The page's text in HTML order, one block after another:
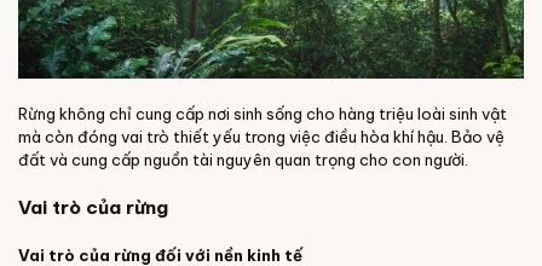
Rừng không chỉ cung cấp nơi sinh sống cho hàng triệu loài sinh vật
mà còn đóng vai trò thiết yếu trong việc điều hòa khí hậu. Bảo vệ
đất và cung cấp nguồn tài nguyên quan trọng cho con người.
Vai trò của rừng
Vai trò của rừng đối với nền kinh tế